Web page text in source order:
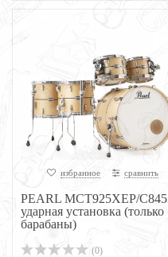
избранное сравнить
PEARL MCT925XEP/C845
ударная установка (только
барабаны)
(0)